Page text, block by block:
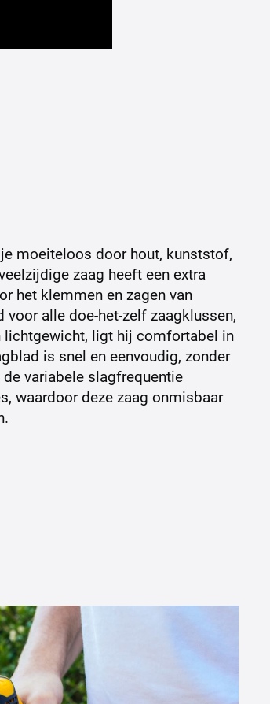
moeiteloos door hout, kunststof,
zaag heeft een extra
het klemmen en zagen van
alle doe-het-zelf zaagklussen,
lichtgewicht, ligt hij comfortabel in
is snel en eenvoudig, zonder
variabele slagfrequentie
waardoor deze zaag onmisbaar